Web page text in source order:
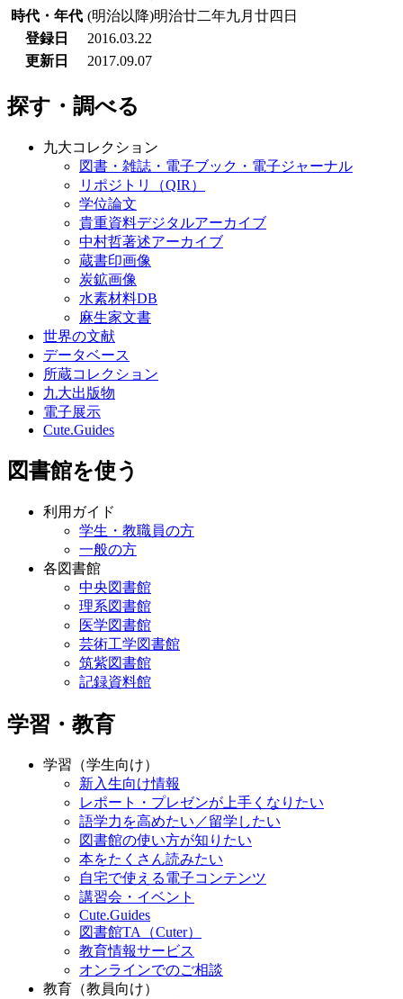
時代・年代 (明治以降)明治廿二年九月廿四日
登録日
2016.03.22
更新日
2017.09.07
探す・調べる
九大コレクション
図書・雑誌・電子ブック・電子ジャーナル
リポジトリ（QIR）
学位論文
貴重資料デジタルアーカイブ
中村哲著述アーカイブ
蔵書印画像
炭鉱画像
水素材料DB
麻生家文書
世界の文献
データベース
所蔵コレクション
九大出版物
電子展示
Cute.Guides
図書館を使う
利用ガイド
学生・教職員の方
一般の方
各図書館
中央図書館
理系図書館
医学図書館
芸術工学図書館
筑紫図書館
記録資料館
学習・教育
学習（学生向け）
新入生向け情報
レポート・プレゼンが上手くなりたい
語学力を高めたい／留学したい
図書館の使い方が知りたい
本をたくさん読みたい
自宅で使える電子コンテンツ
講習会・イベント
Cute.Guides
図書館TA（Cuter）
教育情報サービス
オンラインでのご相談
教育（教員向け）